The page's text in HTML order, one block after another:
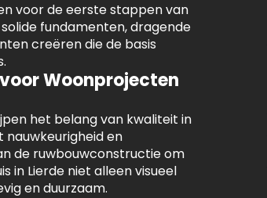
voor de eerste stappen van
fundamenten, dragende
creëren die de basis
Woonprojecten
het belang van kwaliteit in
nauwkeurigheid en
de ruwbouwconstructie om
in Lierde niet alleen visueel
en duurzaam.